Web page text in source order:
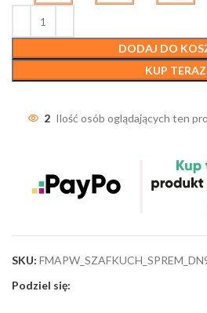
DODAJ DO
KUP TERAZ
2 Ilość osób oglądających ten
SKU:
Podziel się: